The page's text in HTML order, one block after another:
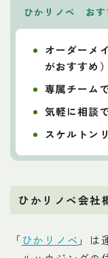
ひかリノベ おす
オーダーメ
がおすすめ）
専属チーム
気軽に相談
スケルトン
ひかリノベ会社
「ひかリノベ 」は